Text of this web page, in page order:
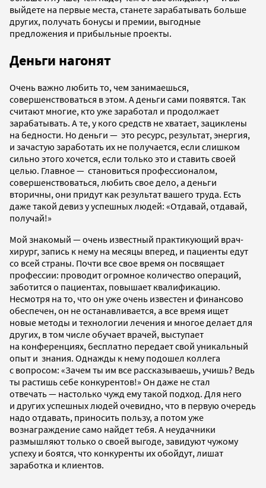
выйдете на первые места, станете зарабатывать больше
других, получать бонусы и премии, выгодные
предложения и прибыльные проекты.
Деньги нагонят
Очень важно любить то, чем занимаешься,
совершенствоваться в этом. А деньги сами появятся. Так
считают многие, кто уже заработал и продолжает
зарабатывать. А те, у кого средств не хватает, зациклены
на бедности. Но деньги — это ресурс, результат, энергия,
и зачастую заработать их не получается, если слишком
сильно этого хочется, если только это и ставить своей
целью. Главное — становиться профессионалом,
совершенствоваться, любить свое дело, а деньги
вторичны, они придут как результат вашего труда. Есть
даже такой девиз у успешных людей: «Отдавай, отдавай,
получай!»
Мой знакомый — очень известный практикующий врач-
хирург, запись к нему на месяцы вперед, и пациенты едут
со всей страны. Почти все свое время он посвящает
профессии: проводит огромное количество операций,
заботится о пациентах, повышает квалификацию.
Несмотря на то, что он уже очень известен и финансово
обеспечен, он не останавливается, а все время ищет
новые методы и технологии лечения и многое делает для
других, в том числе обучает врачей, выступает
на конференциях, бесплатно передает свой уникальный
опыт и знания. Однажды к нему подошел коллега
с вопросом: «Зачем ты им все рассказываешь, учишь? Ведь
ты растишь себе конкурентов!» Он даже не стал
отвечать — настолько чужд ему такой подход. Для него
и других успешных людей очевидно, что в первую очередь
надо отдавать, приносить пользу, а потом уже
вознаграждение само найдет тебя. А неудачники
размышляют только о своей выгоде, завидуют чужому
успеху и боятся, что конкуренты их обойдут, лишат
заработка и клиентов.